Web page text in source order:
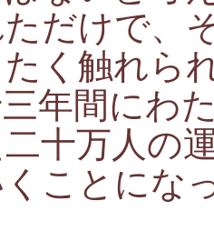
だけで、
く触れら
年間にわ
十万人の
ことにな